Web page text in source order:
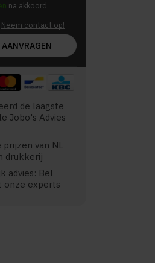
na akkoord
Neem contact op!
AANVRAGEN
de laagste
Jobo's Advies
prijzen van NL
drukkerij
advies: Bel
onze experts